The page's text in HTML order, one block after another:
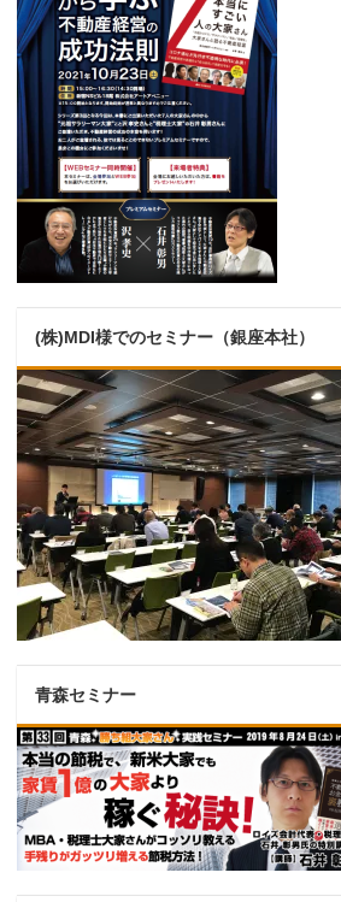
(株)MDI様でのセミナー（銀座本社）
青森セミナー